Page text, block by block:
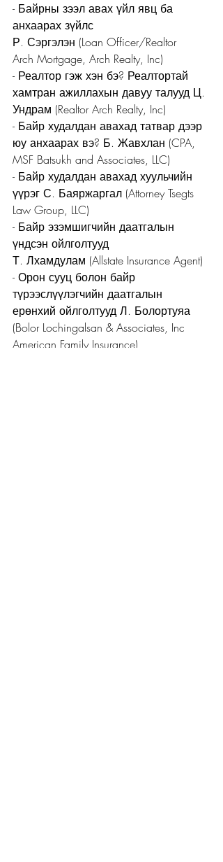
- Байрны зээл авах үйл явц ба
анхаарах зүйлс
Р. Сэргэлэн (Loan Officer/Realtor
Arch Mortgage, Arch Realty, Inc)
- Реалтор гэж хэн бэ? Реалтортай
хамтран ажиллахын давуу талууд Ц.
Ундрам (Realtor Arch Realty, Inc)
- Байр худалдан авахад татвар дээр
юу анхаарах вэ? Б. Жавхлан (CPA,
MSF Batsukh and Associates, LLC)
- Байр худалдан авахад хуульчийн
үүрэг С. Баяржаргал (Attorney Tsegts
Law Group, LLC)
- Байр эзэмшигчийн даатгалын
үндсэн ойлголтууд
Т. Лхамдулам (Allstate Insurance Agent)
- Орон сууц болон байр
түрээслүүлэгчийн даатгалын
ерөнхий ойлголтууд Л. Болортуяа
(Bolor Lochingalsan & Associates, Inc
American Family Insurance)